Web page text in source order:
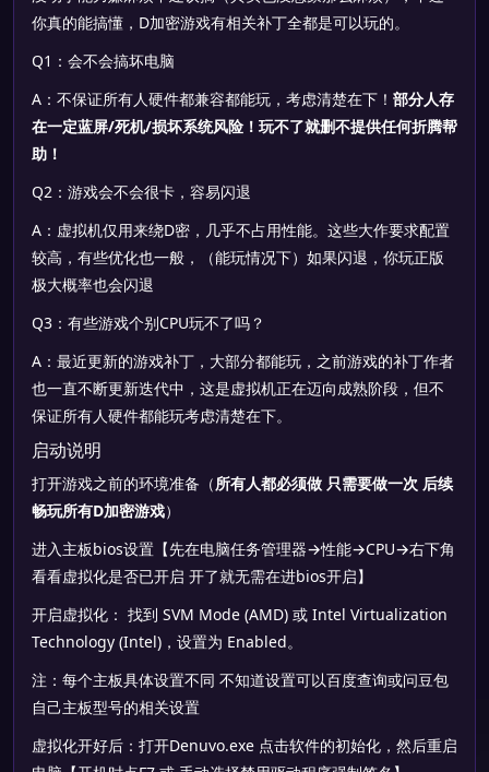
你真的能搞懂，D加密游戏有相关补丁全都是可以玩的。
Q1：会不会搞坏电脑
A：不保证所有人硬件都兼容都能玩，考虑清楚在下！ 部分人存
在一定蓝屏/死机/损坏系统风险！玩不了就删不提供任何折腾帮
助！
Q2：游戏会不会很卡，容易闪退
A：虚拟机仅用来绕D密，几乎不占用性能。这些大作要求配置
较高，有些优化也一般，（能玩情况下）如果闪退，你玩正版
极大概率也会闪退
Q3：有些游戏个别CPU玩不了吗？
A：最近更新的游戏补丁，大部分都能玩，之前游戏的补丁作者
也一直不断更新迭代中，这是虚拟机正在迈向成熟阶段，但不
保证所有人硬件都能玩考虑清楚在下。
启动说明
打开游戏之前的环境准备（所有人都必须做 只需要做一次 后续
畅玩所有D加密游戏）
进入主板bios设置【先在电脑任务管理器→性能→CPU→右下角
看看虚拟化是否已开启 开了就无需在进bios开启】
开启虚拟化： 找到 SVM Mode (AMD) 或 Intel Virtualization
Technology (Intel)，设置为 Enabled。
注：每个主板具体设置不同 不知道设置可以百度查询或问豆包
自己主板型号的相关设置
虚拟化开好后：打开Denuvo.exe 点击软件的初始化，然后重启